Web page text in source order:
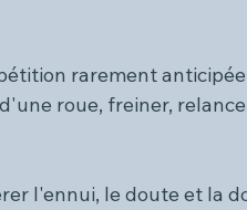
rarement anticipée
roue, freiner,
l'ennui, le doute et la